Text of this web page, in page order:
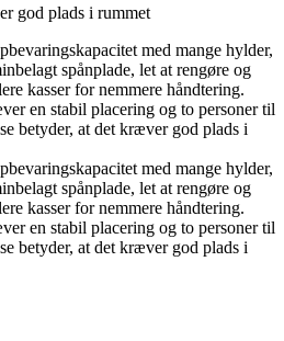
god plads i rummet
med mange hylder,
spånplade, let at rengøre og
kasser for nemmere håndtering.
en stabil placering og to personer til
betyder, at det kræver god plads i
med mange hylder,
spånplade, let at rengøre og
kasser for nemmere håndtering.
en stabil placering og to personer til
betyder, at det kræver god plads i